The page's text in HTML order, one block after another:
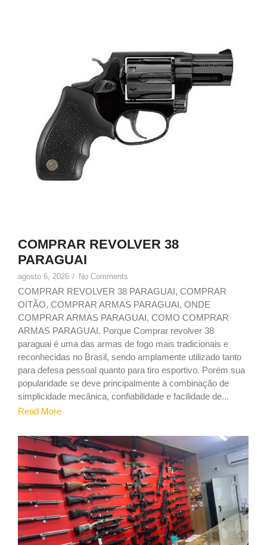
COMPRAR REVOLVER 38
PARAGUAI
agosto 6, 2026 / No Comments
COMPRAR REVOLVER 38 PARAGUAI, COMPRAR
OITÃO, COMPRAR ARMAS PARAGUAI, ONDE
COMPRAR ARMAS PARAGUAI, COMO COMPRAR
ARMAS PARAGUAI. Porque Comprar revolver 38
paraguai é uma das armas de fogo mais tradicionais e
reconhecidas no Brasil, sendo amplamente utilizado tanto
para defesa pessoal quanto para tiro esportivo. Porém sua
popularidade se deve principalmente à combinação de
simplicidade mecânica, confiabilidade e facilidade de...
Read More
1